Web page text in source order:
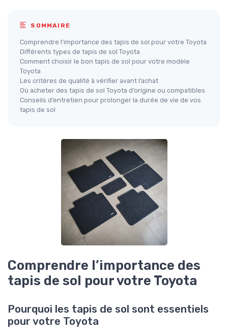
SOMMAIRE
Comprendre l’importance des tapis de sol pour votre Toyota
Différents types de tapis de sol Toyota
Comment choisir le bon tapis de sol pour votre modèle
Toyota
Les critères de qualité à vérifier avant l’achat
Où acheter des tapis de sol Toyota d’origine ou compatibles
Conseils d’entretien pour prolonger la durée de vie de vos
tapis de sol
Comprendre l’importance des
tapis de sol pour votre Toyota
Pourquoi les tapis de sol sont essentiels
pour votre Toyota